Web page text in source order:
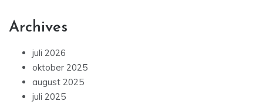
Archives
juli 2026
oktober 2025
august 2025
juli 2025